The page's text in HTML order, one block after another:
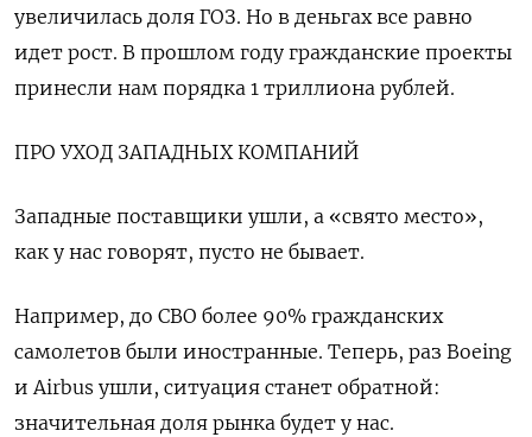
увеличилась доля ГОЗ. Но в деньгах все равно
идет рост. В прошлом году гражданские проекты
принесли нам порядка 1 триллиона рублей.
ПРО УХОД ЗАПАДНЫХ КОМПАНИЙ
Западные поставщики ушли, а «свято место»,
как у нас говорят, пусто не бывает.
Например, до СВО более 90% гражданских
самолетов были иностранные. Теперь, раз Boeing
и Airbus ушли, ситуация станет обратной:
значительная доля рынка будет у нас.